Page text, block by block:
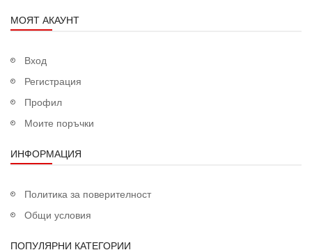
МОЯТ АКАУНТ
Вход
Регистрация
Профил
Моите поръчки
ИНФОРМАЦИЯ
Политика за поверителност
Общи условия
ПОПУЛЯРНИ КАТЕГОРИИ